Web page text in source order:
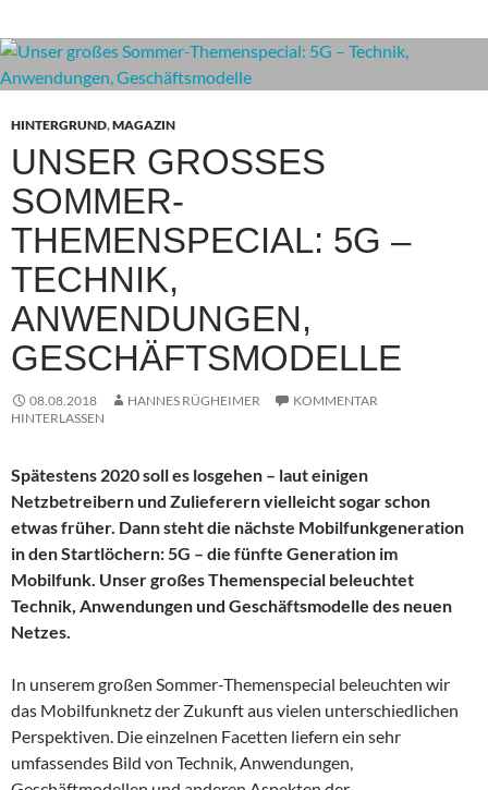
HINTERGRUND,MAGAZIN
UNSER GROSSES S
OMMER-T
HEMENSPECIAL: 5G – T
ECHNIK, A
NWENDUNGEN, G
ESCHÄFTSMODELLE
08.08.2018 HANNES RÜGHEIMER
KOMMENTAR
HINTERLASSEN
Spätestens 2020 soll es losgehen – laut einigen
Netzbetreibern und Zulieferern vielleicht sogar schon
etwas früher. Dann steht die nächste Mobilfunkgeneration
in den Startlöchern: 5G – die fünfte Generation im
Mobilfunk. Unser großes Themenspecial beleuchtet
Technik, Anwendungen und Geschäftsmodelle des neuen
Netzes.
In unserem großen Sommer-Themenspecial beleuchten wir
das Mobilfunknetz der Zukunft aus vielen unterschiedlichen
Perspektiven. Die einzelnen Facetten liefern ein sehr
umfassendes Bild von Technik, Anwendungen,